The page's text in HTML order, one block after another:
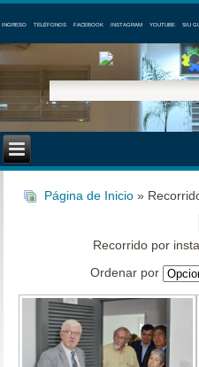
INGRESO TELÉFONOS FACEBOOK INSTAGRAM YOUTUBE SIU
Página de Inicio»
Recorrido por
Ordenar por